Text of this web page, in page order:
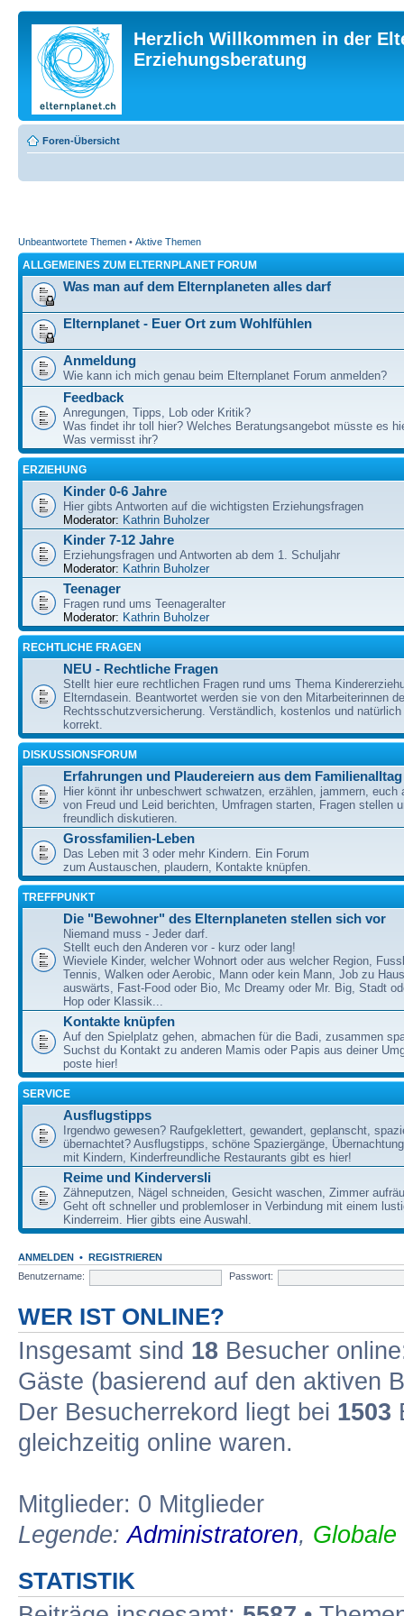
Herzlich Willkommen in der
Erziehungsberatung
Foren-Übersicht
Unbeantwortete Themen • Aktive Themen
ALLGEMEINES ZUM ELTERNPLANET FORUM
Was man auf dem Elternplaneten alles darf
Elternplanet - Euer Ort zum Wohlfühlen
Anmeldung
Wie kann ich mich genau beim Elternplanet Forum anmelden?
Feedback
Anregungen, Tipps, Lob oder Kritik?
Was findet ihr toll hier? Welches Beratungsangebot müsste es
Was vermisst ihr?
ERZIEHUNG
Kinder 0-6 Jahre
Hier gibts Antworten auf die wichtigsten Erziehungsfragen
Moderator: Kathrin Buholzer
Kinder 7-12 Jahre
Erziehungsfragen und Antworten ab dem 1. Schuljahr
Moderator: Kathrin Buholzer
Teenager
Fragen rund ums Teenageralter
Moderator: Kathrin Buholzer
RECHTLICHE FRAGEN
NEU - Rechtliche Fragen
Stellt hier eure rechtlichen Fragen rund ums Thema
Elterndasein. Beantwortet werden sie von den Mitarbeiterinnen
Rechtsschutzversicherung. Verständlich, kostenlos und
korrekt.
DISKUSSIONSFORUM
Erfahrungen und Plaudereiern aus dem Familienalltag
Hier könnt ihr unbeschwert schwatzen, erzählen, jammern, euch
von Freud und Leid berichten, Umfragen starten, Fragen stellen
freundlich diskutieren.
Grossfamilien-Leben
Das Leben mit 3 oder mehr Kindern. Ein Forum
zum Austauschen, plaudern, Kontakte knüpfen.
TREFFPUNKT
Die "Bewohner" des Elternplaneten stellen sich vor
Niemand muss - Jeder darf.
Stellt euch den Anderen vor - kurz oder lang!
Wieviele Kinder, welcher Wohnort oder aus welcher Region,
Tennis, Walken oder Aerobic, Mann oder kein Mann, Job zu
auswärts, Fast-Food oder Bio, Mc Dreamy oder Mr. Big, Stadt
Hop oder Klassik...
Kontakte knüpfen
Auf den Spielplatz gehen, abmachen für die Badi, zusammen
Suchst du Kontakt zu anderen Mamis oder Papis aus deiner
poste hier!
SERVICE
Ausflugstipps
Irgendwo gewesen? Raufgeklettert, gewandert, geplanscht,
übernachtet? Ausflugstipps, schöne Spaziergänge,
mit Kindern, Kinderfreundliche Restaurants gibt es hier!
Reime und Kinderversli
Zähneputzen, Nägel schneiden, Gesicht waschen, Zimmer
Geht oft schneller und problemloser in Verbindung mit einem
Kinderreim. Hier gibts eine Auswahl.
ANMELDEN • REGISTRIEREN
Benutzername:
Passwort:
WER IST ONLINE?
Insgesamt sind 18 Besucher
Gäste (basierend auf den aktiven
Der Besucherrekord liegt bei 1503
gleichzeitig online waren.
Mitglieder: 0 Mitglieder
Legende:Administratoren,
STATISTIK